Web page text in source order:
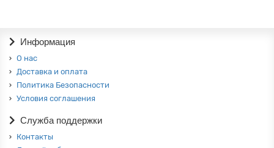
Информация
О нас
Доставка и оплата
Политика Безопасности
Условия соглашения
Служба поддержки
Контакты